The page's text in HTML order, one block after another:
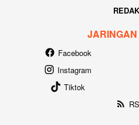
Facebook
Instagram
Tiktok